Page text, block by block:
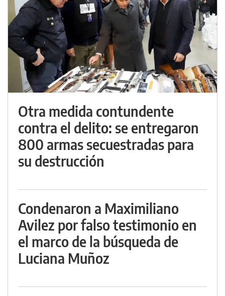
Otra medida contundente
contra el delito: se entregaron
800 armas secuestradas para
su destrucción
Condenaron a Maximiliano
Avilez por falso testimonio en
el marco de la búsqueda de
Luciana Muñoz